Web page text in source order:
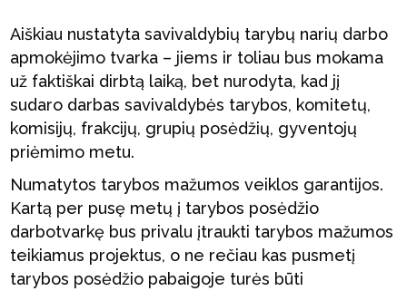
Aiškiau nustatyta savivaldybių tarybų narių darbo
apmokėjimo tvarka – jiems ir toliau bus mokama
už faktiškai dirbtą laiką, bet nurodyta, kad jį
sudaro darbas savivaldybės tarybos, komitetų,
komisijų, frakcijų, grupių posėdžių, gyventojų
priėmimo metu.
Numatytos tarybos mažumos veiklos garantijos.
Kartą per pusę metų į tarybos posėdžio
darbotvarkę bus privalu įtraukti tarybos mažumos
teikiamus projektus, o ne rečiau kas pusmetį
tarybos posėdžio pabaigoje turės būti